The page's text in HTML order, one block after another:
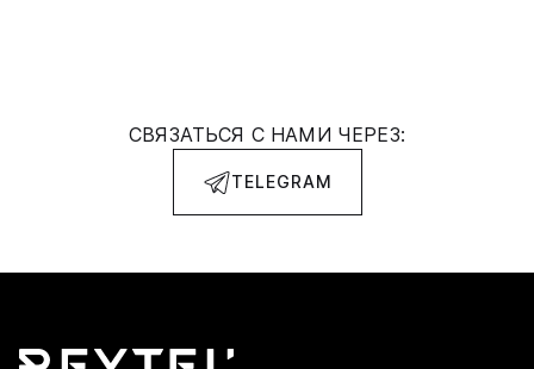
СВЯЗАТЬСЯ С НАМИ ЧЕРЕЗ:
TELEGRAM